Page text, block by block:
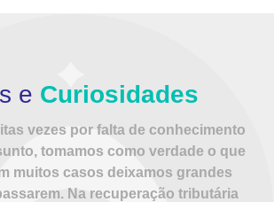
e Curiosidades
vezes por falta de conhecimento
tomamos como verdade o que
muitos casos deixamos grandes
Na recuperação tributária